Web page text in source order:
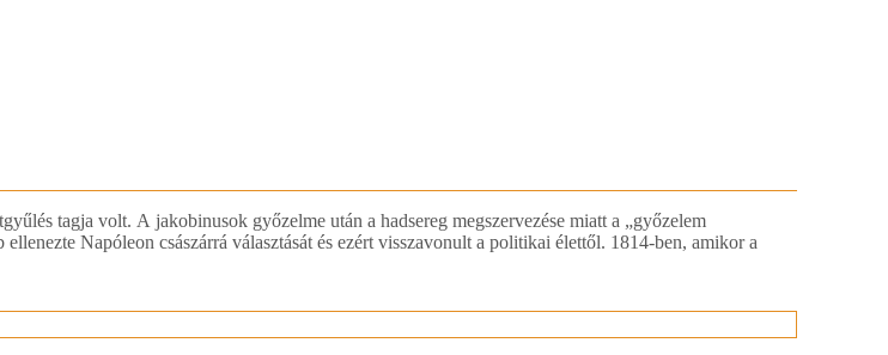
tagja volt. A jakobinusok győzelme után a hadsereg megszervezése miatt a „győzelem
Napóleon császárrá választását és ezért visszavonult a politikai élettől. 1814-ben, amikor a